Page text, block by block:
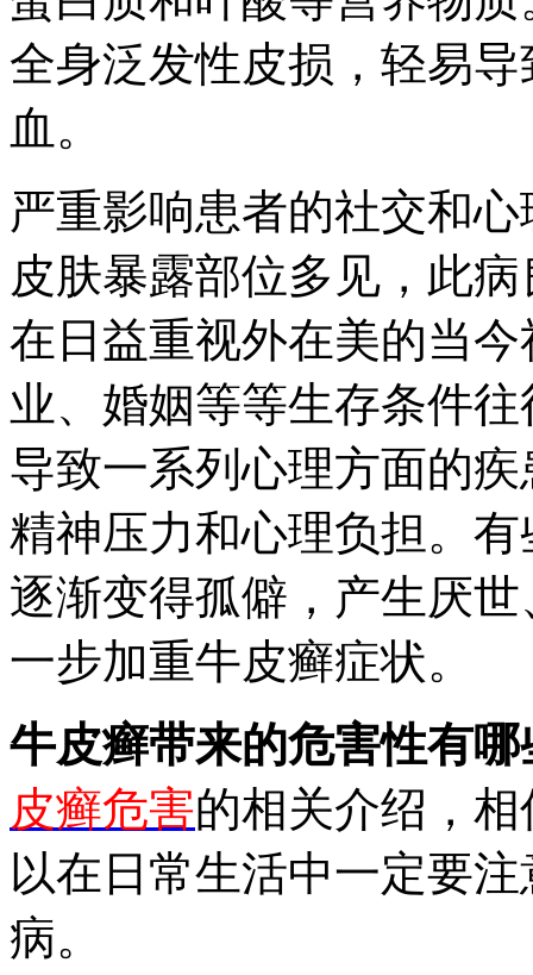
全身泛发性皮损，轻易
血。
严重影响患者的社交和
皮肤暴露部位多见，此
在日益重视外在美的当
业、婚姻等等生存条件
导致一系列心理方面的
精神压力和心理负担。
逐渐变得孤僻，产生厌
一步加重牛皮癣症状。
牛皮癣带来的危害性有哪
皮癣危害的相关介绍，
以在日常生活中一定要
病。